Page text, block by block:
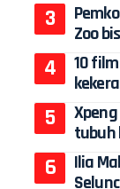
Zoo
10
tubuh
Ilia